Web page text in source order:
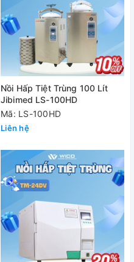
Nồi Hấp Tiệt Trùng 100 Lít
Jibimed LS-100HD
Mã: LS-100HD
Liên hệ